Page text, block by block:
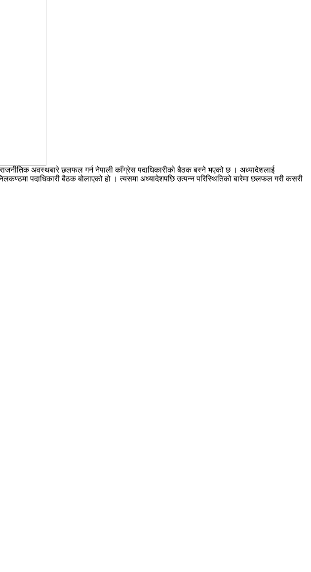
अवस्थबारे छलफल गर्न नेपाली काँग्रेस पदाधिकारीको बैठक बस्ने भएको छ । अध्यादेशलाई
पदाधिकारी बैठक बोलाएको हो । त्यसमा अध्यादेशपछि उत्पन्न परिस्थितिको बारेमा छलफल गरी कसरी